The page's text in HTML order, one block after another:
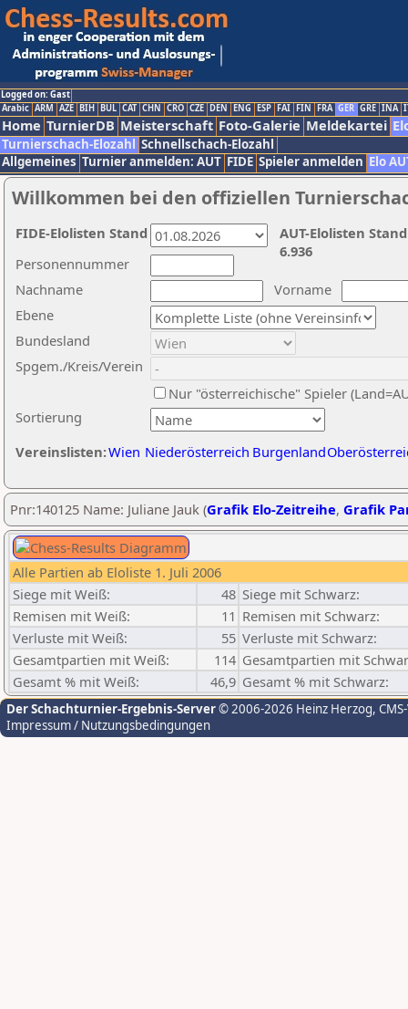
Logged on: Gast
Arabic ARM AZE BIH BUL CAT CHN CRO CZE DEN ENG ESP FAI FIN FRA GER GRE INA
Home TurnierDB Meisterschaft Foto-Galerie Meldekartei
Turnierschach-Elozahl Schnellschach-Elozahl
Allgemeines Turnier anmelden: AUT FIDE Spieler anmelden Elo
Willkommen bei den offiziellen
Nachname
Vorname
Ebene
Sortierung
Personennummer
Bundesland
Spgem./Kreis/Verein
Nur "österreichische" Spieler
Vereinslisten:Wien Niederösterreich Burgenland
AUT-Elolisten
6.936
FIDE-Elolisten Stand
Pnr:140125 Name: Juliane Jauk (Grafik Elo-Zeitreihe, Grafik
Alle Partien ab Eloliste 1. Juli 2006
Siege mit Weiß:
48 Siege mit Schwarz:
Remisen mit Weiß:
11 Remisen mit Schwarz:
Verluste mit Weiß:
55 Verluste mit Schwarz:
Gesamtpartien mit Weiß:
114 Gesamtpartien mit
Gesamt % mit Weiß:
46,9 Gesamt % mit Schwarz:
Der Schachturnier-Ergebnis-Server© 2006-2026 Heinz Herzog,
Impressum / Nutzungsbedingungen